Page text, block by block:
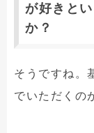
が好きと
か？
そうですね。
でいただくの